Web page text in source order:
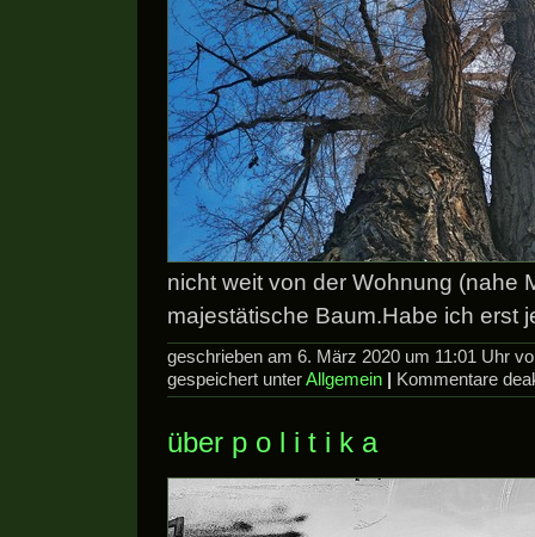
nicht weit von der Wohnung (nahe
majestätische Baum.Habe ich erst
geschrieben am 6. März 2020 um 11:01 Uhr
gespeichert unterAllgemein Kommentare
über p o l i t i k a